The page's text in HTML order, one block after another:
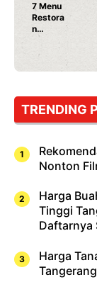
7 Menu
Restora
n
Jepang
yang
Dicoba,
Cuma
Sushi!
TRENDING
Nonton
Harga
Tinggi
Daftarnya
Harga